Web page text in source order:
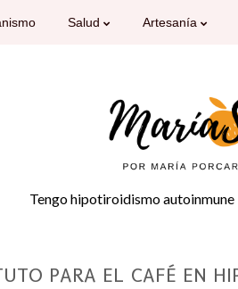
Salud Artesanía
Tengo hipotiroidismo autoinmune
PARA EL CAFÉ EN